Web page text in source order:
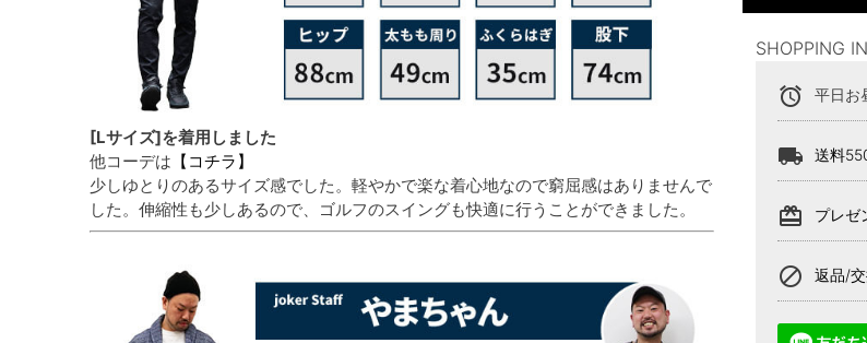
[Lサイズ]を着用しました
他コーデは 【コチラ】
少しゆとりのあるサイズ感でした。軽やかで楽な着心地なので窮屈感はありませんで
した。伸縮性も少しあるので、ゴルフのスイングも快適に行うことができました。
SHOPPING
alarm 平日お
local_shipping 送料
card_giftcard プレゼ
block 返品/